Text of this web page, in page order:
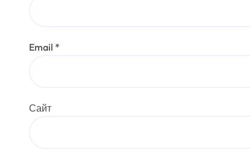
Email *
Сайт